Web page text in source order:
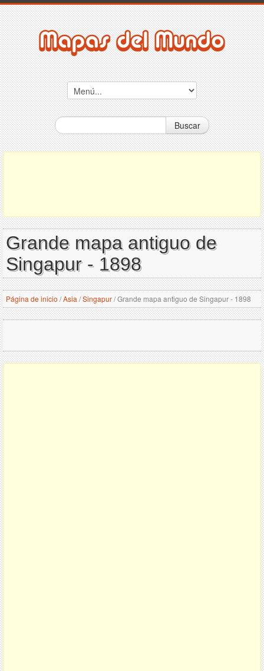
Buscar
Grande mapa antiguo de
Singapur - 1898
Página de inicio /Asia /Singapur/Grande mapa antiguo de Singapur - 1898